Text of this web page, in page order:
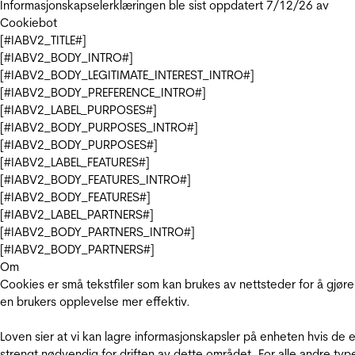
Informasjonskapselerklæringen ble sist oppdatert 7/12/26 av
Cookiebot
[#IABV2_TITLE#]
[#IABV2_BODY_INTRO#]
[#IABV2_BODY_LEGITIMATE_INTEREST_INTRO#]
[#IABV2_BODY_PREFERENCE_INTRO#]
[#IABV2_LABEL_PURPOSES#]
[#IABV2_BODY_PURPOSES_INTRO#]
[#IABV2_BODY_PURPOSES#]
[#IABV2_LABEL_FEATURES#]
[#IABV2_BODY_FEATURES_INTRO#]
[#IABV2_BODY_FEATURES#]
[#IABV2_LABEL_PARTNERS#]
[#IABV2_BODY_PARTNERS_INTRO#]
[#IABV2_BODY_PARTNERS#]
Om
Cookies er små tekstfiler som kan brukes av nettsteder for å gjøre
en brukers opplevelse mer effektiv.
Loven sier at vi kan lagre informasjonskapsler på enheten hvis de